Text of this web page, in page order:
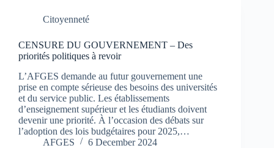
Citoyenneté
CENSURE DU GOUVERNEMENT – Des
priorités politiques à revoir
L’AFGES demande au futur gouvernement une
prise en compte sérieuse des besoins des universités
et du service public. Les établissements
d’enseignement supérieur et les étudiants doivent
devenir une priorité. À l’occasion des débats sur
l’adoption des lois budgétaires pour 2025,…
AFGES
6 December 2024